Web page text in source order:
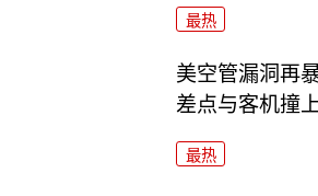
最热
美空管漏洞再
差点与客机撞
最热